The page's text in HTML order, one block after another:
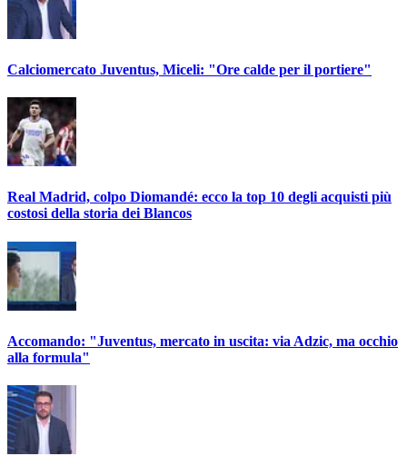
Calciomercato Juventus, Miceli: "Ore calde per il portiere"
Real Madrid, colpo Diomandé: ecco la top 10 degli acquisti più
costosi della storia dei Blancos
Accomando: "Juventus, mercato in uscita: via Adzic, ma occhio
alla formula"